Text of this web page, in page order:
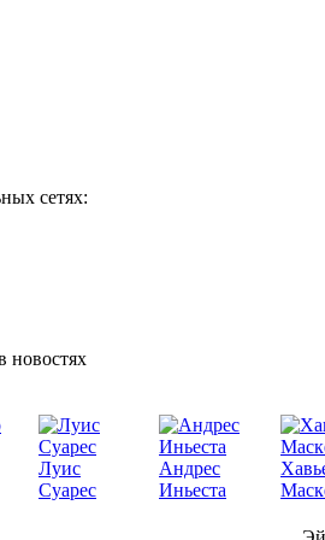
сетях:
новостях
Луис
Суарес
Андрес
Иньеста